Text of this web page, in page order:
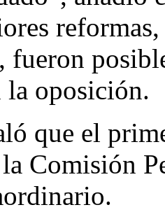
la oposición.
que el
Comisión